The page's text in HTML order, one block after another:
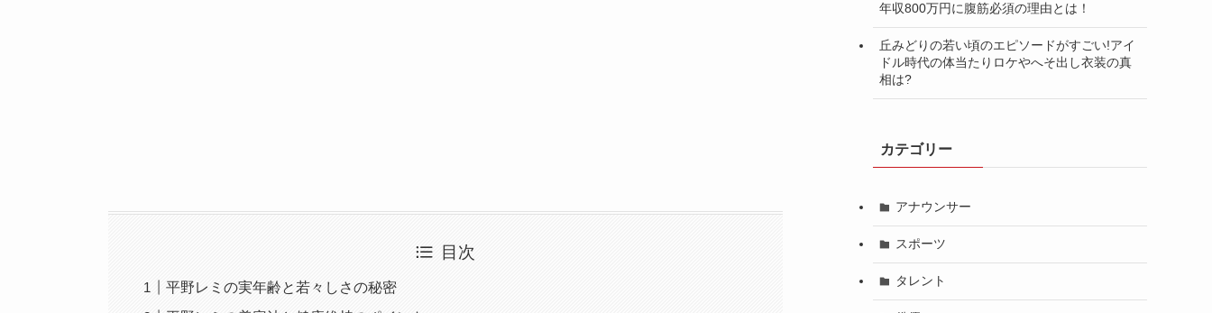
目次
平野レミの実年齢と若々しさの秘密
年収800万円に腹筋必須の理由とは！
丘みどりの若い頃のエピソードがすごい!アイ
ドル時代の体当たりロケやへそ出し衣装の真
相は?
カテゴリー
アナウンサー
スポーツ
タレント